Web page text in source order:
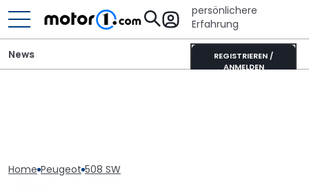
persönlichere
Erfahrung
REGISTRIEREN /
ANMELDEN
News
Home Peugeot 508 SW